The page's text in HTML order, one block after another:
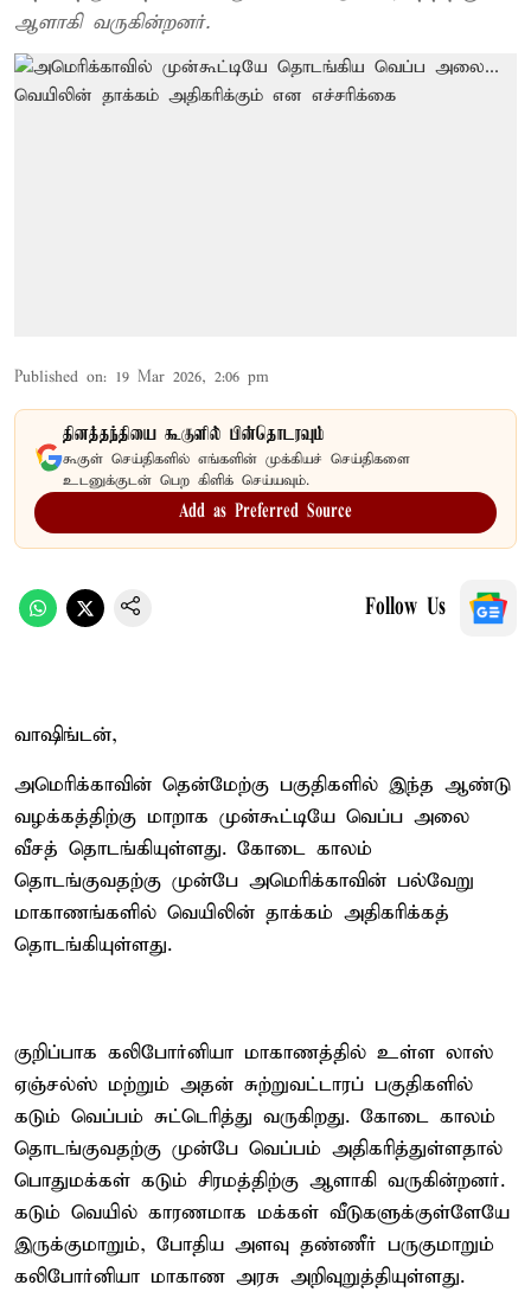
ஆளாகி வருகின்றனர்.
Published on: 19 Mar 2026, 2:06 pm
தினத்தந்தியை கூகுளில் பின்தொடரவும்
கூகுள் செய்திகளில் எங்களின் முக்கியச் செய்திகளை
உடனுக்குடன் பெற கிளிக் செய்யவும்.
Add as Preferred Source
Follow Us
வாஷிங்டன்,
அமெரிக்காவின் தென்மேற்கு பகுதிகளில் இந்த ஆண்டு
வழக்கத்திற்கு மாறாக முன்கூட்டியே வெப்ப அலை
வீசத் தொடங்கியுள்ளது. கோடை காலம்
தொடங்குவதற்கு முன்பே அமெரிக்காவின் பல்வேறு
மாகாணங்களில் வெயிலின் தாக்கம் அதிகரிக்கத்
தொடங்கியுள்ளது.
குறிப்பாக கலிபோர்னியா மாகாணத்தில் உள்ள லாஸ்
ஏஞ்சல்ஸ் மற்றும் அதன் சுற்றுவட்டாரப் பகுதிகளில்
கடும் வெப்பம் சுட்டெரித்து வருகிறது. கோடை காலம்
தொடங்குவதற்கு முன்பே வெப்பம் அதிகரித்துள்ளதால்
பொதுமக்கள் கடும் சிரமத்திற்கு ஆளாகி வருகின்றனர்.
கடும் வெயில் காரணமாக மக்கள் வீடுகளுக்குள்ளேயே
இருக்குமாறும், போதிய அளவு தண்ணீர் பருகுமாறும்
கலிபோர்னியா மாகாண அரசு அறிவுறுத்தியுள்ளது.